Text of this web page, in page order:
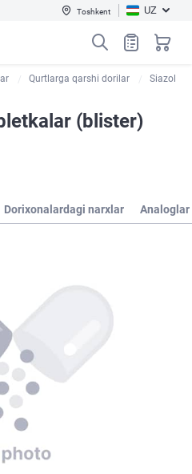
Toshkent UZ
Qurtlarga qarshi dorilar Siazol
(blister)
Dorixonalardagi narxlar Analoglar